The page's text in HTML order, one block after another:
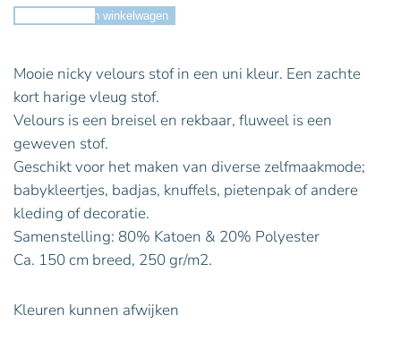
Toevoegen aan winkelwagen
Mooie nicky velours stof in een uni kleur. Een zachte
kort harige vleug stof.
Velours is een breisel en rekbaar, fluweel is een
geweven stof.
Geschikt voor het maken van diverse zelfmaakmode;
babykleertjes, badjas, knuffels, pietenpak of andere
kleding of decoratie.
Samenstelling: 80% Katoen & 20% Polyester
Ca. 150 cm breed, 250 gr/m2.
Kleuren kunnen afwijken